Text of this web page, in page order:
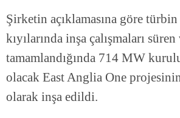
Şirketin açıklamasına göre
kıyılarında inşa çalışmaları süren
tamamlandığında 714 MW
olacak East Anglia One
olarak inşa edildi.